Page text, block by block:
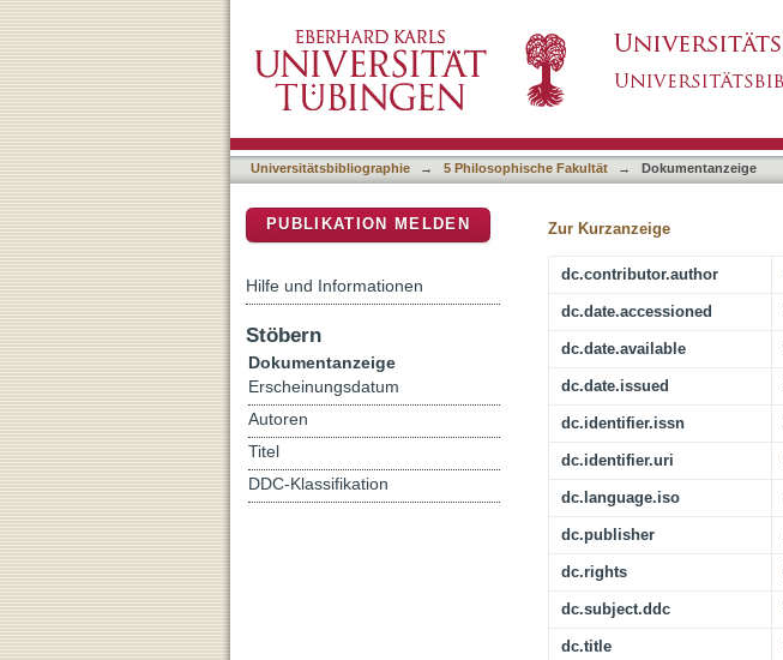
Universitätsbibliographie → 5 Philosophische Fakultät → Dokumentanzeige
Zur Kurzanzeige
dc.contributor.author
dc.date.accessioned
dc.date.available
dc.date.issued
dc.identifier.issn
dc.identifier.uri
dc.language.iso
dc.publisher
dc.rights
dc.subject.ddc
dc.title
PUBLIKATION MELDEN
Hilfe und Informationen
Stöbern
Dokumentanzeige
Erscheinungsdatum
Autoren
Titel
DDC-Klassifikation